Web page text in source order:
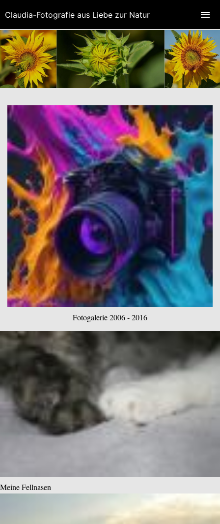
Fotogalerie 2006 - 2016
Meine Fellnasen
Claudia-Fotografie aus Liebe zur Natur